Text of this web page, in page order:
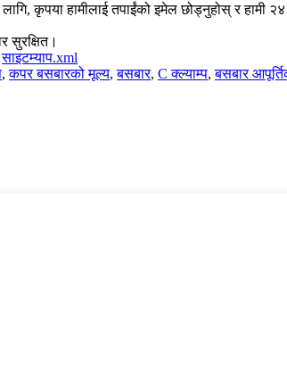
कृपया हामीलाई तपाईंको इमेल छोड्नुहोस् र हामी
सुरक्षित।
साइटम्याप.xml
,कपर बसबारको मूल्य,बसबार, C क्ल्याम्प,बसबार